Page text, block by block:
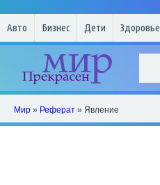
Авто Бизнес Дети Здоровье
Мир » Реферат » Явление